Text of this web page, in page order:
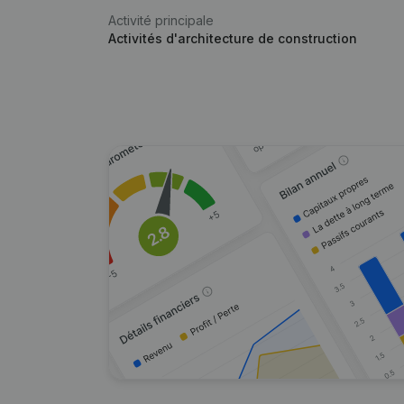
Activité principale
Activités d'architecture de construction